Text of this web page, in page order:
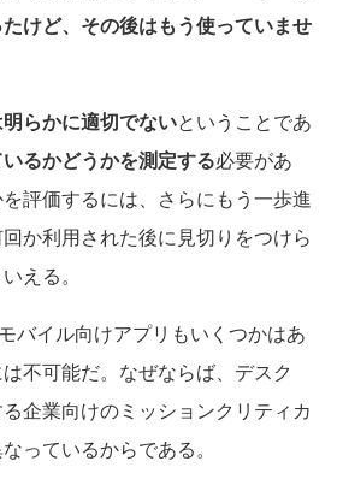
けど、その後はもう使っていませ
らかに適切でないということであ
るかどうかを測定する必要があ
評価するには、さらにもう一歩進
か利用された後に見切りをつけら
える。
バイル向けアプリもいくつかはあ
不可能だ。なぜならば、デスク
企業向けのミッションクリティカ
っているからである。